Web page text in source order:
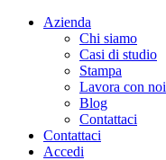
Azienda
Chi siamo
Casi di studio
Stampa
Lavora con noi
Blog
Contattaci
Contattaci
Accedi